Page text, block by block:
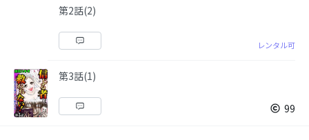
第2話(2)
レンタル可
第3話(1)
99